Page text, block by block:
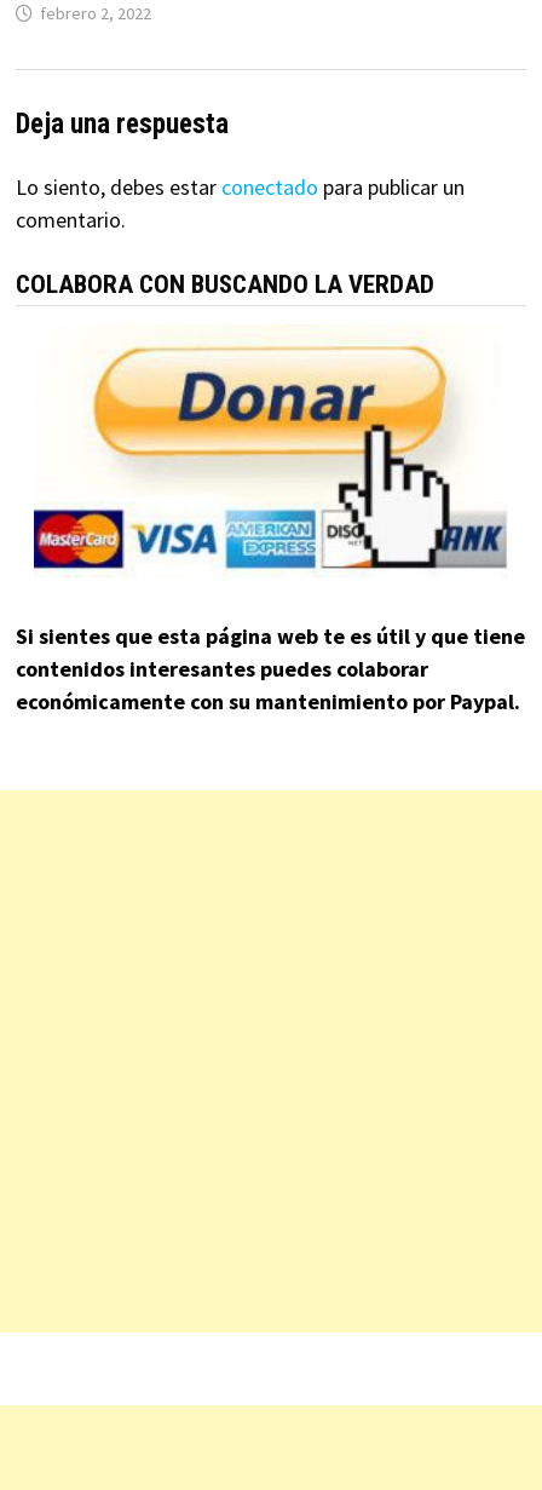
febrero 2, 2022
Deja una respuesta
Lo siento, debes estar conectado para publicar un
comentario.
COLABORA CON BUSCANDO LA VERDAD
Si sientes que esta página web te es útil y que tiene
contenidos interesantes puedes colaborar
económicamente con su mantenimiento por Paypal.